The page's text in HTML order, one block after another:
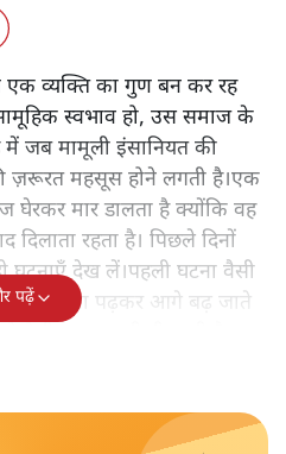
एक व्यक्ति का गुण बन कर रह
स्वभाव हो, उस समाज के
में जब मामूली इंसानियत की
ज़रूरत महसूस होने लगती है।एक
घेरकर मार डालता है क्योंकि वह
रहता है। पिछले दिनों
घटनाएँ देख लें।पहली घटना वैसी
रोज़ाना पढ़कर आगे बढ़ जाते
ऐसी खबर आती ही रहती है।
पढ़ें